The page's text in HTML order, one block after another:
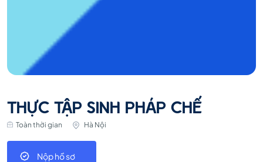
THỰC TẬP SINH PHÁP CHẾ
Toàn thời gian Hà Nội
Nộp hồ sơ